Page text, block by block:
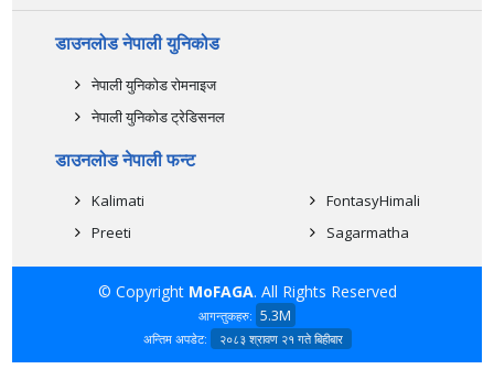
डाउनलोड नेपाली युनिकोड
नेपाली युनिकोड रोमनाइज
नेपाली युनिकोड ट्रेडिसनल
डाउनलोड नेपाली फन्ट
Kalimati
Preeti
FontasyHimali
Sagarmatha
© Copyright MoFAGA. All Rights Reserved
आगन्तुकहरु: 5.3M
अन्तिम अपडेट: २०८३ श्रावण २१ गते बिहीबार